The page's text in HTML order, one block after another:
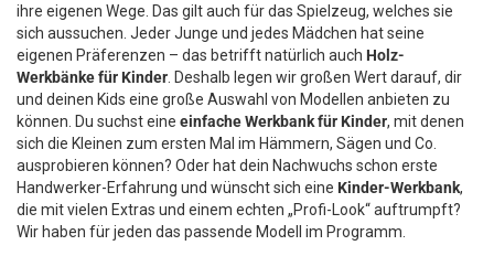
ihre eigenen Wege. Das gilt auch für das Spielzeug, welches sie
sich aussuchen. Jeder Junge und jedes Mädchen hat seine
eigenen Präferenzen – das betrifft natürlich auch Holz-
Werkbänke für Kinder. Deshalb legen wir großen Wert darauf, dir
und deinen Kids eine große Auswahl von Modellen anbieten zu
können. Du suchst eine einfache Werkbank für Kinder, mit denen
sich die Kleinen zum ersten Mal im Hämmern, Sägen und Co.
ausprobieren können? Oder hat dein Nachwuchs schon erste
Handwerker-Erfahrung und wünscht sich eine Kinder-Werkbank,
die mit vielen Extras und einem echten „Profi-Look“ auftrumpft?
Wir haben für jeden das passende Modell im Programm.